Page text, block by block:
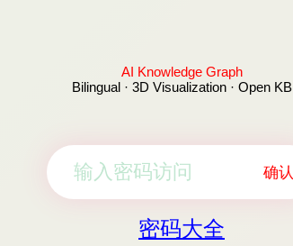
AI Knowledge Graph
Bilingual · 3D Visualization · Open KB
确认
密码大全